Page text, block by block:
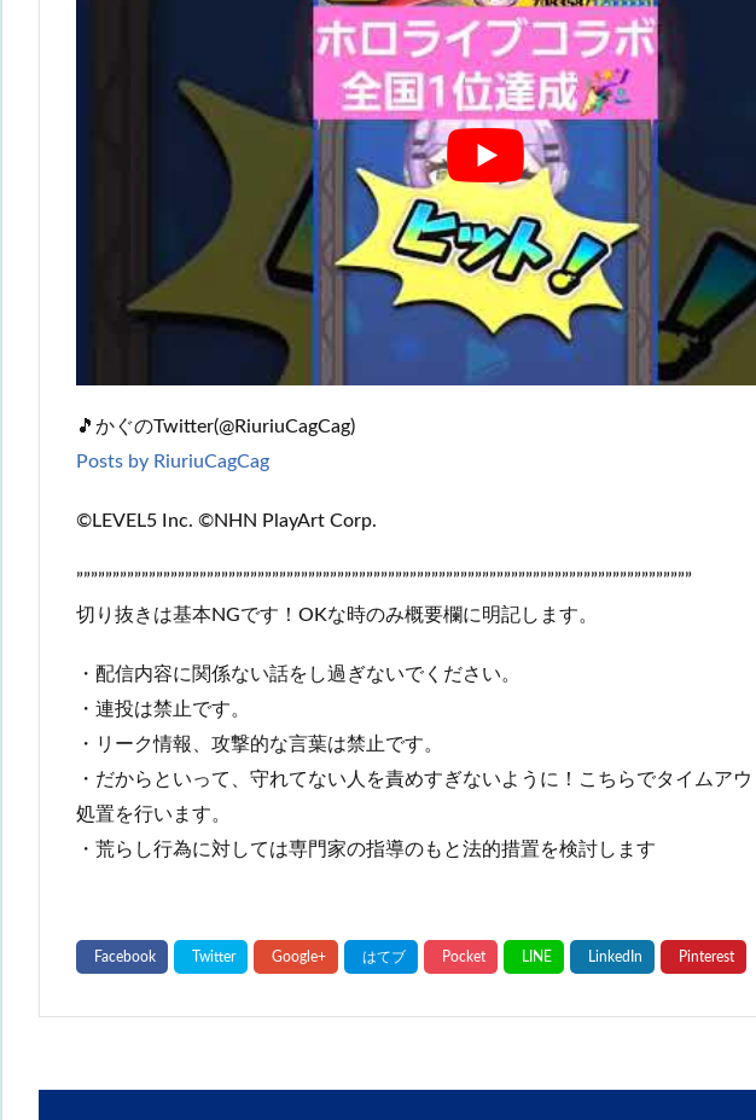
🎵かぐのTwitter(@RiuriuCagCag)
Posts by RiuriuCagCag
©LEVEL5 Inc. ©NHN PlayArt Corp.
”””””””””””””””””””””””””””””””””””””””””””””””””””””””””””””””””””””””””””””””””””””
切り抜きは基本NGです！OKな時のみ概要欄に明記します。
・配信内容に関係ない話をし過ぎないでください。
・連投は禁止です。
・リーク情報、攻撃的な言葉は禁止です。
・だからといって、守れてない人を責めすぎないように！こちらでタイムア
処置を行います。
・荒らし行為に対しては専門家の指導のもと法的措置を検討します